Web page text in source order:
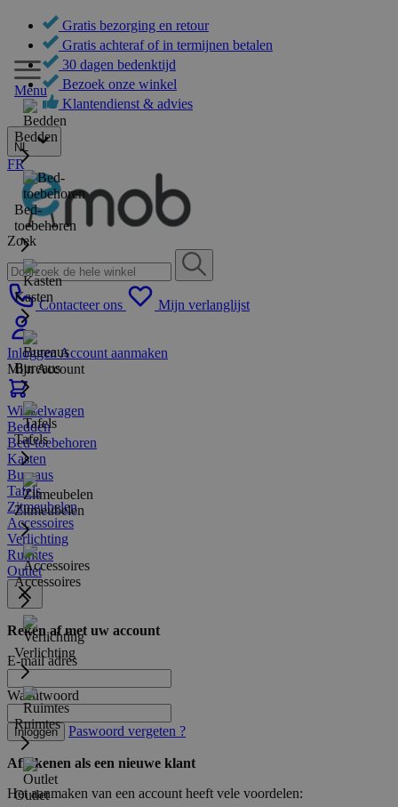
Gratis bezorging en retour
Gratis achteraf of in termijnen betalen
30 dagen bedenktijd
Bezoek onze winkel
Klantendienst & advies
NL
FR
Zoek
Contacteer ons Mijn verlanglijst
InloggenAccount aanmaken
Mijn Account
Winkelwagen
Menu
Bedden
Bed-
toebehoren
Kasten
Bureaus
Tafels
Zitmeubelen
Accessoires
Verlichting
Ruimtes
Outlet
Bedden
Bed-toebehoren
Kasten
Bureaus
Tafels
Zitmeubelen
Accessoires
Verlichting
Ruimtes
Outlet
Reken af met uw account
E-mail adres
Wachtwoord
Inloggen Paswoord vergeten ?
Afrekenen als een nieuwe klant
Het aanmaken van een account heeft vele voordelen: